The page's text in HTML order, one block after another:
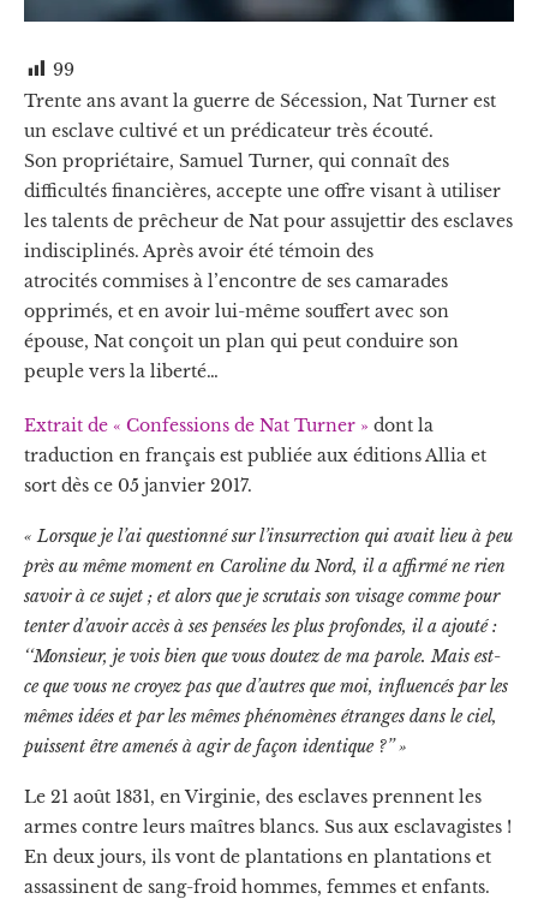
99
Trente ans avant la guerre de Sécession, Nat Turner est
un esclave cultivé et un prédicateur très écouté.
Son propriétaire, Samuel Turner, qui connaît des
difficultés financières, accepte une offre visant à utiliser
les talents de prêcheur de Nat pour assujettir des esclaves
indisciplinés. Après avoir été témoin des
atrocités commises à l’encontre de ses camarades
opprimés, et en avoir lui-même souffert avec son
épouse, Nat conçoit un plan qui peut conduire son
peuple vers la liberté…
Extrait de « Confessions de Nat Turner » dont la
traduction en français est publiée aux éditions Allia et
sort dès ce 05 janvier 2017.
« Lorsque je l’ai questionné sur l’insurrection qui avait lieu à peu
près au même moment en Caroline du Nord, il a affirmé ne rien
savoir à ce sujet ; et alors que je scrutais son visage comme pour
tenter d’avoir accès à ses pensées les plus profondes, il a ajouté :
‘‘Monsieur, je vois bien que vous doutez de ma parole. Mais est-
ce que vous ne croyez pas que d’autres que moi, influencés par les
mêmes idées et par les mêmes phénomènes étranges dans le ciel,
puissent être amenés à agir de façon identique ?’’ »
Le 21 août 1831, en Virginie, des esclaves prennent les
armes contre leurs maîtres blancs. Sus aux esclavagistes !
En deux jours, ils vont de plantations en plantations et
assassinent de sang-froid hommes, femmes et enfants.